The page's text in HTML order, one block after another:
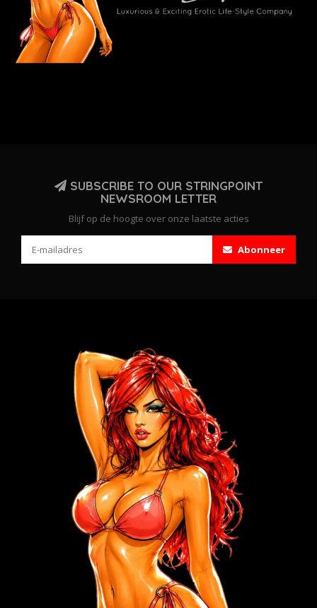
SUBSCRIBE TO OUR STRINGPOINT
NEWSROOM LETTER
Blijf op de hoogte over onze laatste acties
Abonneer